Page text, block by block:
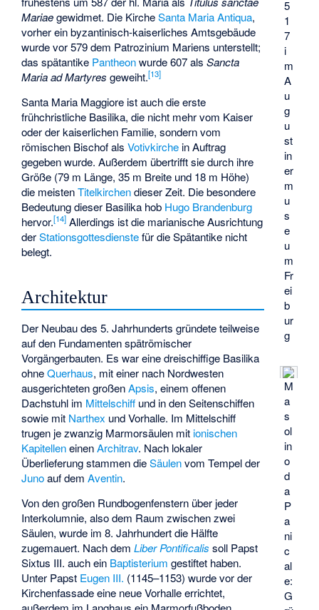
5
1
7
i
m
A
u
g
u
st
in
er
m
u
s
e
u
m
Fr
ei
b
ur
g
M
a
s
ol
in
o
d
a
P
a
ni
c
al
e:
G
Mariaegewidmet. Die KircheSanta Maria Antiqua,
vorher ein byzantinisch-kaiserliches Amtsgebäude
wurde vor 579 dem Patrozinium Mariens unterstellt;
das spätantike Pantheonwurde 607 alsSancta
Maria ad Martyres geweiht.[13]
Santa Maria Maggiore ist auch die erste
frühchristliche Basilika, die nicht mehr vom Kaiser
oder der kaiserlichen Familie, sondern vom
römischen Bischof alsVotivkirche in Auftrag
gegeben wurde. Außerdem übertrifft sie durch ihre
Größe (79 m Länge, 35 m Breite und 18 m Höhe)
die meistenTitelkirchendieser Zeit. Die besondere
Bedeutung dieser Basilika hob Hugo Brandenburg
hervor.[14] Allerdings ist die marianische Ausrichtung
derStationsgottesdienstefür die Spätantike nicht
belegt.
Architektur
Der Neubau des 5. Jahrhunderts gründete teilweise
auf den Fundamenten spätrömischer
Vorgängerbauten. Es war eine dreischiffige Basilika
ohneQuerhaus, mit einer nach Nordwesten
ausgerichteten großenApsis, einem offenen
Dachstuhl im Mittelschiff und in den Seitenschiffen
sowie mit Narthex und Vorhalle. Im Mittelschiff
trugen je zwanzig Marmorsäulen mit ionischen
KapitelleneinenArchitrav. Nach lokaler
Überlieferung stammen dieSäulenvom Tempel der
Junoauf demAventin.
Von den großen Rundbogenfenstern über jeder
Interkolumnie, also dem Raum zwischen zwei
Säulen, wurde im 8. Jahrhundert die Hälfte
zugemauert. Nach demLiber Pontificalis soll Papst
Sixtus III. auch ein Baptisterium gestiftet haben.
Unter Papst Eugen III. (1145–1153) wurde vor der
Kirchenfassade eine neue Vorhalle errichtet,